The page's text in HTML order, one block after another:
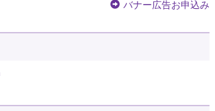
バナー広告お申込み